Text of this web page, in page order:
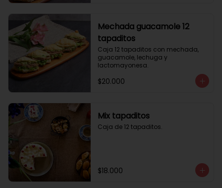
Mechada guacamole 12
tapaditos
Caja 12 tapaditos con mechada,
guacamole, lechuga y
lactomayonesa.
$20.000
Mix tapaditos
Caja de 12 tapaditos.
$18.000